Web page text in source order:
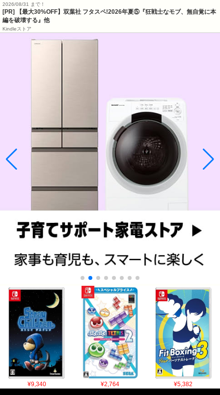
2026/08/31 まで！
[PR] 【最大30%OFF】双葉社 フタスペ!2026年夏⑤『狂戦士なモブ、無自覚に本
編を破壊する』他
Kindleストア
¥9,340 ¥2,764 ¥5,382